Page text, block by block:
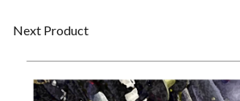
Next Product